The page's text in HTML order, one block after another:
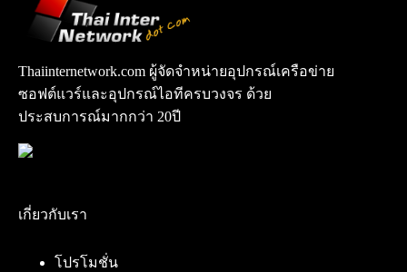
Thaiinternetwork.com ผู้จัดจำหน่ายอุปกรณ์เครือข่าย
ซอฟต์แวร์และอุปกรณ์ไอทีครบวงจร ด้วย
ประสบการณ์มากกว่า 20ปี
เกี่ยวกับเรา
โปรโมชั่น